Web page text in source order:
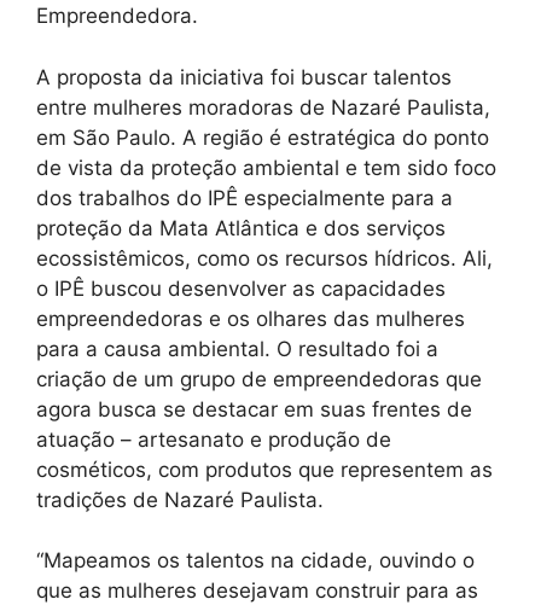
Empreendedora.
A proposta da iniciativa foi buscar talentos
entre mulheres moradoras de Nazaré Paulista,
em São Paulo. A região é estratégica do ponto
de vista da proteção ambiental e tem sido foco
dos trabalhos do IPÊ especialmente para a
proteção da Mata Atlântica e dos serviços
ecossistêmicos, como os recursos hídricos. Ali,
o IPÊ buscou desenvolver as capacidades
empreendedoras e os olhares das mulheres
para a causa ambiental. O resultado foi a
criação de um grupo de empreendedoras que
agora busca se destacar em suas frentes de
atuação – artesanato e produção de
cosméticos, com produtos que representem as
tradições de Nazaré Paulista.
“Mapeamos os talentos na cidade, ouvindo o
que as mulheres desejavam construir para as